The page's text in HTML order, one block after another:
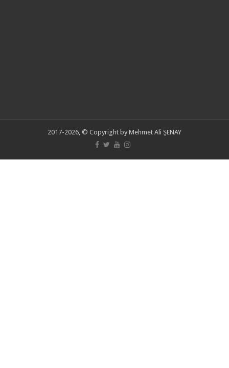
2017-2026, © Copyright by Mehmet Ali ŞENAY